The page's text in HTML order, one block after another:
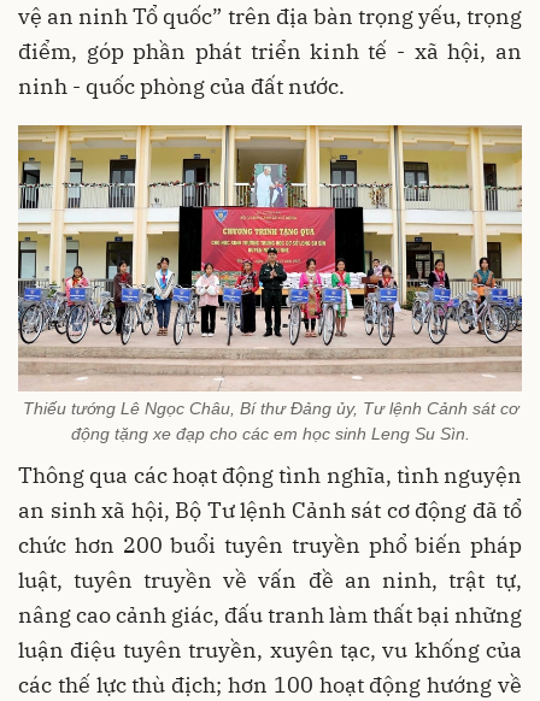
vệ an ninh Tổ quốc” trên địa bàn trọng yếu, trọng
điểm, góp phần phát triển kinh tế - xã hội, an
ninh - quốc phòng của đất nước.
Thiếu tướng Lê Ngọc Châu, Bí thư Đảng ủy, Tư lệnh Cảnh sát cơ
động tặng xe đạp cho các em học sinh Leng Su Sìn.
Thông qua các hoạt động tình nghĩa, tình nguyện
an sinh xã hội, Bộ Tư lệnh Cảnh sát cơ động đã tổ
chức hơn 200 buổi tuyên truyền phổ biến pháp
luật, tuyên truyền về vấn đề an ninh, trật tự,
nâng cao cảnh giác, đấu tranh làm thất bại những
luận điệu tuyên truyền, xuyên tạc, vu khống của
các thế lực thù địch; hơn 100 hoạt động hướng về